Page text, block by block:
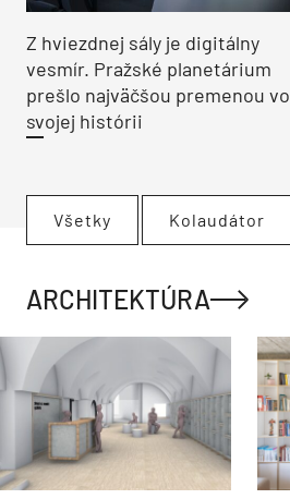
Z hviezdnej sály je digitálny
vesmír. Pražské planetárium
prešlo najväčšou premenou vo
svojej histórii
Všetky Kolaudátor
ARCHITEKTÚRA